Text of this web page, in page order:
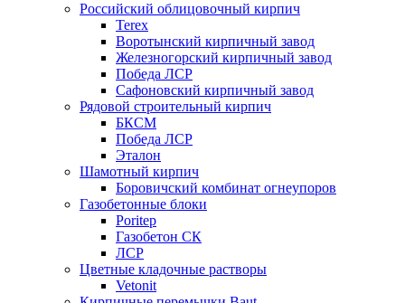
Российский облицовочный кирпич
Terex
Воротынский кирпичный завод
Железногорский кирпичный завод
Победа ЛСР
Сафоновский кирпичный завод
Рядовой строительный кирпич
БКСМ
Победа ЛСР
Эталон
Шамотный кирпич
Боровичский комбинат огнеупоров
Газобетонные блоки
Poritep
Газобетон СК
ЛСР
Цветные кладочные растворы
Vetonit